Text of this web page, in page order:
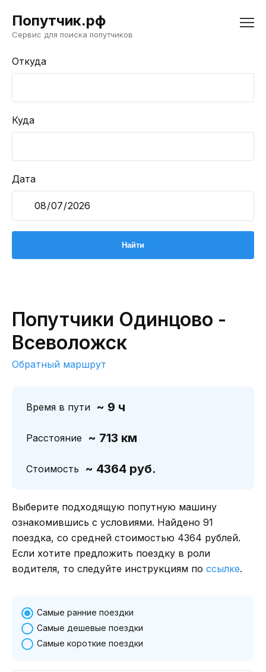
Попутчик.рф
Сервис для поиска попутчиков
Откуда
Куда
Дата
Попутчики Одинцово -
Всеволожск
Обратный маршрут
Время в пути ~ 9 ч
Расстояние ~ 713 км
Стоимость ~ 4364 руб.
Выберите подходящую попутную машину
ознакомившись с условиями. Найдено 91
поездка, со средней стоимостью 4364 рублей.
Если хотите предложить поездку в роли
водителя, то следуйте инструкциям по ссылке.
Самые ранние поездки
Самые дешевые поездки
Самые короткие поездки